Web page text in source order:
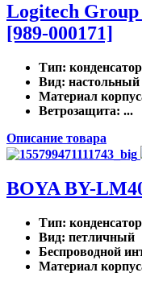
Logitech
[989-000171]
Тип:
Вид: настольный
Материал
Ветрозащита: ...
Описание товара
BOYA BY-
Тип:
Вид: петличный
Беспроводной
Материал